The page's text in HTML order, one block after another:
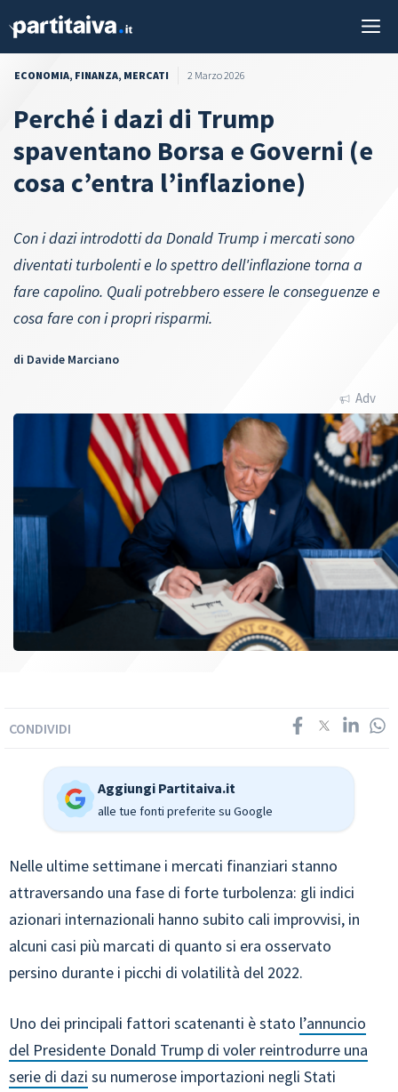
ECONOMIA, FINANZA, MERCATI 2 Marzo 2026
Perché i dazi di Trump
spaventano Borsa e Governi (e
cosa c’entra l’inflazione)
Con i dazi introdotti da Donald Trump i mercati sono
diventati turbolenti e lo spettro dell'inflazione torna a
fare capolino. Quali potrebbero essere le conseguenze e
cosa fare con i propri risparmi.
di Davide Marciano
Adv
CONDIVIDI
Aggiungi Partitaiva.it
alle tue fonti preferite su Google
Nelle ultime settimane i mercati finanziari stanno
attraversando una fase di forte turbolenza: gli indici
azionari internazionali hanno subito cali improvvisi, in
alcuni casi più marcati di quanto si era osservato
persino durante i picchi di volatilità del 2022.
Uno dei principali fattori scatenanti è stato l’annuncio
del Presidente Donald Trump di voler reintrodurre una
serie di dazi su numerose importazioni negli Stati